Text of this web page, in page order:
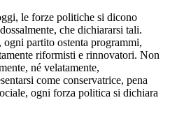
le forze politiche si dicono
che dichiararsi tali.
ogni partito ostenta programmi,
riformisti e rinnovatori. Non
né velatamente,
come conservatrice, pena
ogni forza politica si dichiara